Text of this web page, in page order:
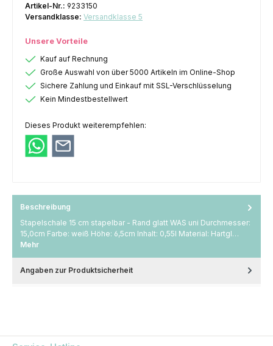
Artikel-Nr.: 9233150
Versandklasse: Versandklasse 5
Unsere Vorteile
Kauf auf Rechnung
Große Auswahl von über 5000 Artikeln im Online-Shop
Sichere Zahlung und Einkauf mit SSL-Verschlüsselung
Kein Mindestbestellwert
Dieses Produkt weiterempfehlen:
Beschreibung
Stapelschale 15 cm stapelbar - Rand glatt WAS uni Durchmesser:
15,0cm Farbe: weiß Höhe: 6,5cm Inhalt: 0,55l Material: Hartgl…
Mehr
Angaben zur Produktsicherheit